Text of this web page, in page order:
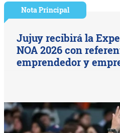
Nota Principal
Jujuy recibirá la
NOA 2026 con
emprendedor y